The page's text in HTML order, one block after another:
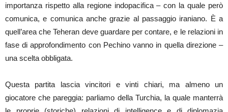
importanza rispetto alla regione indopacifica – con la quale però
comunica, e comunica anche grazie al passaggio iraniano. È a
quell’area che Teheran deve guardare per contare, e le relazioni in
fase di approfondimento con Pechino vanno in quella direzione –
una scelta obbligata.
Questa partita lascia vincitori e vinti chiari, ma almeno un
giocatore che pareggia: parliamo della Turchia, la quale manterrà